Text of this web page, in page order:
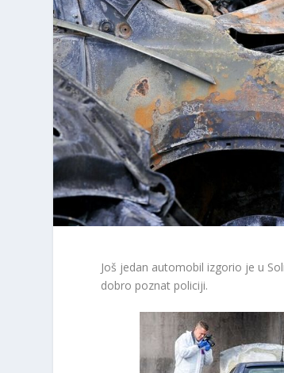
Još jedan automobil izgorio je u
dobro poznat policiji.